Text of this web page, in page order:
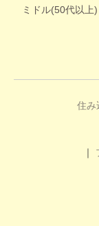
ミドル(50代以上
住み